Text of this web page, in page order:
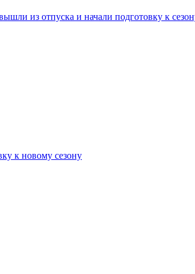
из отпуска и начали подготовку к
к новому сезону